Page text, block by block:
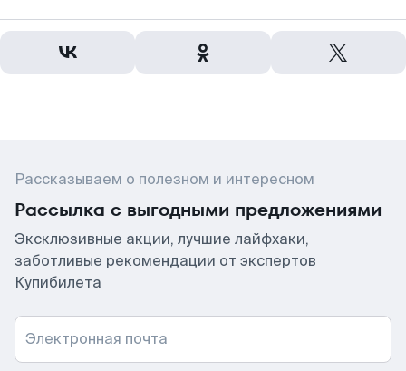
Рассказываем о полезном и интересном
Рассылка с выгодными предложениями
Эксклюзивные акции, лучшие лайфхаки,
заботливые рекомендации от экспертов
Купибилета
Электронная почта